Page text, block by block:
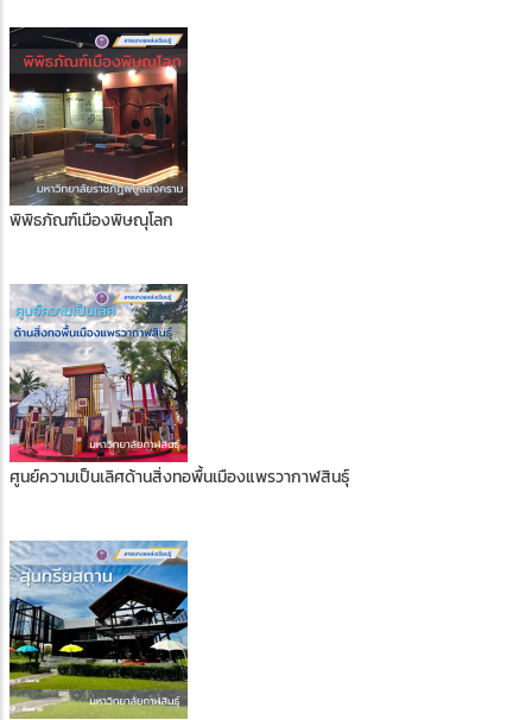
พิพิธภัณฑ์เมืองพิษณุโลก
ศูนย์ความเป็นเลิศด้านสิ่งทอพื้นเมืองแพรวากาฬสินธุ์